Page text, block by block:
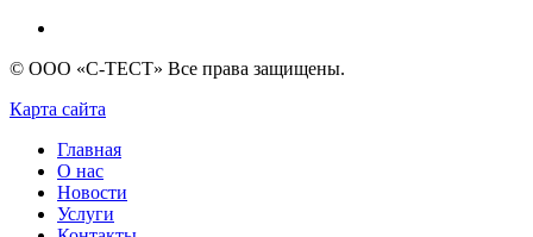
© ООО «С-ТЕСТ» Все права защищены.
Карта сайта
Главная
О нас
Новости
Услуги